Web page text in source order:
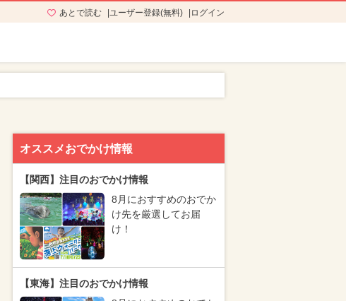
あとで読む ユーザー登録(無料) ログイン
オススメおでかけ情報
【関西】注目のおでかけ情報
8月におすすめのおでか
け先を厳選してお届
け！
【東海】注目のおでかけ情報